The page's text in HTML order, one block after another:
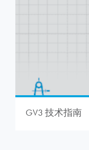
GV3 技术指南